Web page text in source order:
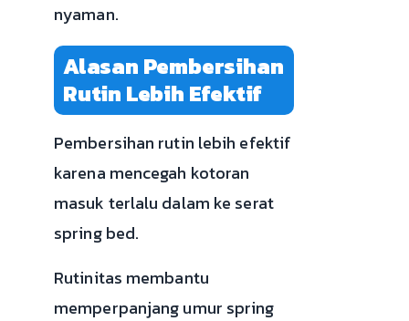
nyaman.
Alasan Pembersihan
Rutin Lebih Efektif
Pembersihan rutin lebih efektif
karena mencegah kotoran
masuk terlalu dalam ke serat
spring bed.
Rutinitas membantu
memperpanjang umur spring